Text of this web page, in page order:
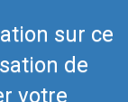
sur ce
de
votre